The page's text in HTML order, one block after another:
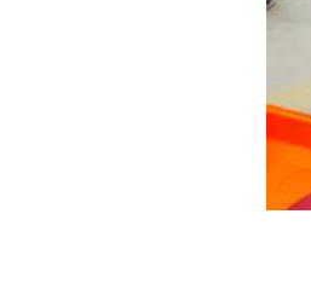
众近距离感受应急救援